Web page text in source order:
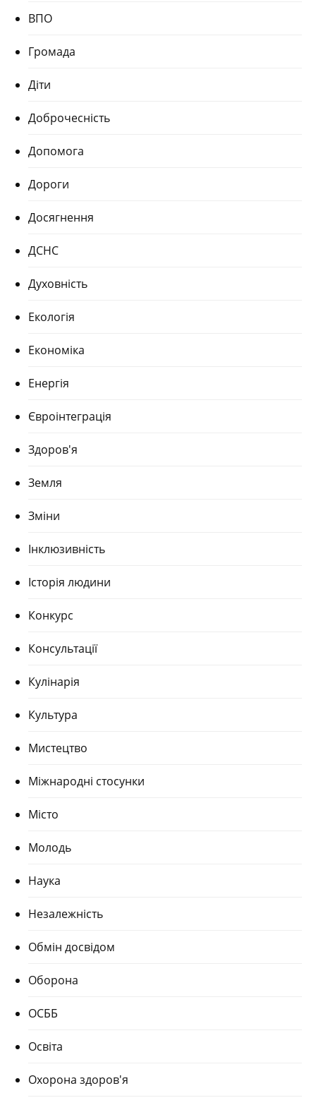
ВПО
Громада
Діти
Доброчесність
Допомога
Дороги
Досягнення
ДСНС
Духовність
Екологія
Економіка
Енергія
Євроінтеграція
Здоров'я
Земля
Зміни
Інклюзивність
Історія людини
Конкурс
Консультації
Кулінарія
Культура
Мистецтво
Міжнародні стосунки
Місто
Молодь
Наука
Незалежність
Обмін досвідом
Оборона
ОСББ
Освіта
Охорона здоров'я